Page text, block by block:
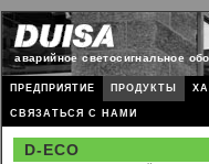
аварийное светосигнальное
ПРЕДПРИЯТИЕ ПРОДУКТЫ
СВЯЗАТЬСЯ С НАМИ
D-ECO